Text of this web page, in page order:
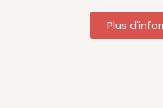
Plus